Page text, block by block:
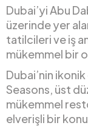
Dubai’yi Abu
üzerinde yer
tatilcileri ve iş
mükemmel bir
Dubai’nin
Seasons, üst
mükemmel
elverişli bir